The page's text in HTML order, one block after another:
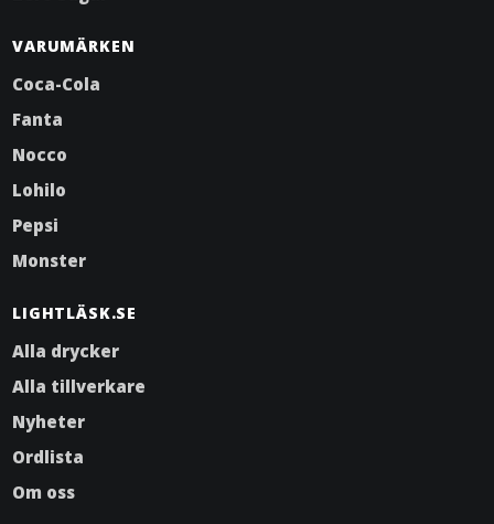
VARUMÄRKEN
Coca-Cola
Fanta
Nocco
Lohilo
Pepsi
Monster
LIGHTLÄSK.SE
Alla drycker
Alla tillverkare
Nyheter
Ordlista
Om oss